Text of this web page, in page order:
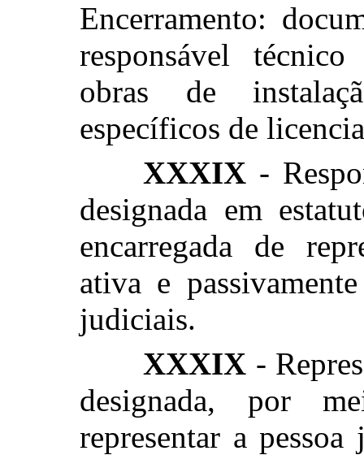
Encerramento:
responsável
obras de
específicos de
XXXIX -
designada em
encarregada de
ativa e
judiciais.
XXXIX -
designada, por
representar a